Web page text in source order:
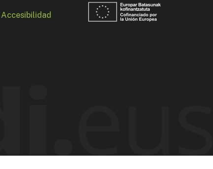
Accesibilidad